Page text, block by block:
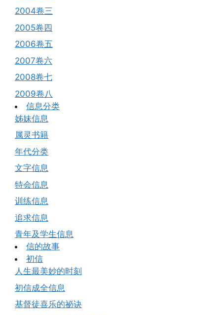
2004卷三
2005卷四
2006卷五
2007卷六
2008卷七
2009卷八
信息分类
姊妹信息
属灵书籍
年代分类
文字信息
特会信息
训练信息
追求信息
青年及学生信息
信的故事
初信
人生最美妙的时刻
初信成全信息
基督徒喜乐的祕诀